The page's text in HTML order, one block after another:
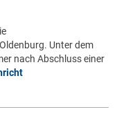
Unter dem
nach Abschluss einer